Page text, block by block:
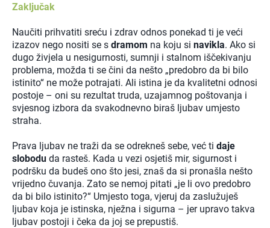
Zaključak
Naučiti prihvatiti sreću i zdrav odnos ponekad ti je veći
izazov nego nositi se s dramom na koju si navikla. Ako si
dugo živjela u nesigurnosti, sumnji i stalnom iščekivanju
problema, možda ti se čini da nešto „predobro da bi bilo
istinito“ ne može potrajati. Ali istina je da kvalitetni odnosi
postoje – oni su rezultat truda, uzajamnog poštovanja i
svjesnog izbora da svakodnevno biraš ljubav umjesto
straha.
Prava ljubav ne traži da se odrekneš sebe, već ti daje
slobodu da rasteš. Kada u vezi osjetiš mir, sigurnost i
podršku da budeš ono što jesi, znaš da si pronašla nešto
vrijedno čuvanja. Zato se nemoj pitati „je li ovo predobro
da bi bilo istinito?“ Umjesto toga, vjeruj da zaslužuješ
ljubav koja je istinska, nježna i sigurna – jer upravo takva
ljubav postoji i čeka da joj se prepustiš.